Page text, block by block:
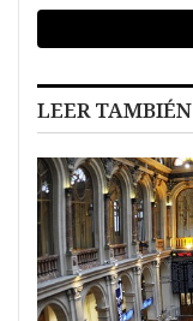
LEER TAMBIÉN